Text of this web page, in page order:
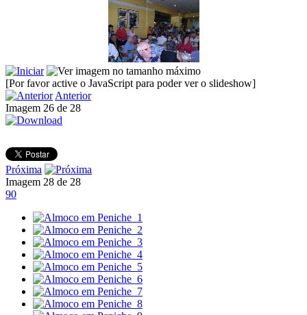
[Por favor active o JavaScript para poder ver o slideshow]
Anterior
Imagem 26 de 28
Próxima
Imagem 28 de 28
90